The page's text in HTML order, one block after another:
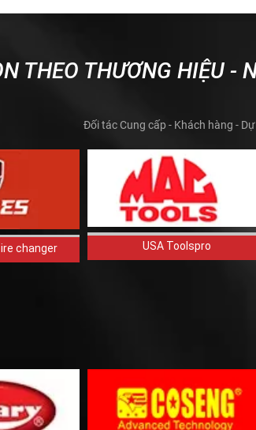
THEO THƯƠNG HIỆU -
Đối tác Cung cấp - Khách hàng -
changer USA Toolspro